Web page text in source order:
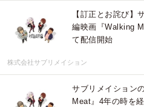
【訂正とお詫び】
編映画『Walking
て配信開始
株式会社サブリメイション
サブリメイション
Meat』4年の時を